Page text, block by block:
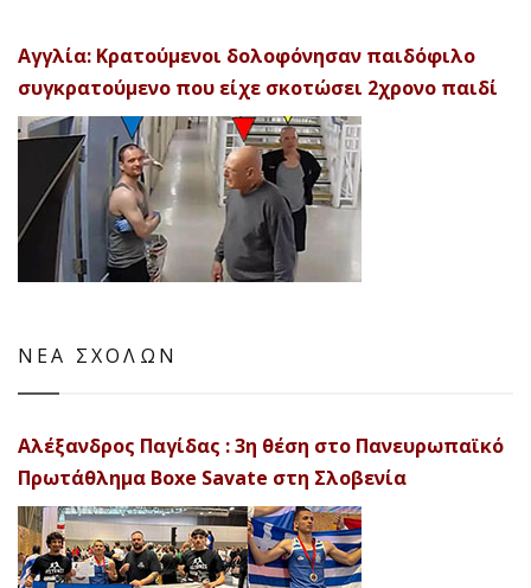
Αγγλία: Κρατούμενοι δολοφόνησαν παιδόφιλο
συγκρατούμενο που είχε σκοτώσει 2χρονο παιδί
ΝΕΑ ΣΧΟΛΩΝ
Αλέξανδρος Παγίδας : 3η θέση στο Πανευρωπαϊκό
Πρωτάθλημα Boxe Savate στη Σλοβενία